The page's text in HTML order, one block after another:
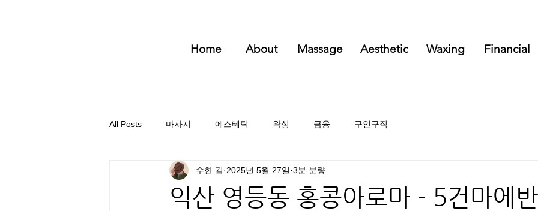
Home About Massage Aesthetic Waxing Financial
All Posts 마사지 에스테틱 왁싱 금융 구인구직
익산 영등동 홍콩아로마 - 5건마에
수한 김 2025년 5월 27일 3분 분량